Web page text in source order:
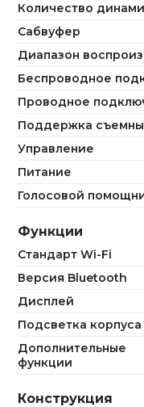
Количество
Сабвуфер
Диапазон
Беспроводное
Проводное
Поддержка
Управление
Питание
Голосовой
Функции
Стандарт Wi-Fi
Версия Bluetooth
Дисплей
Подсветка корпуса
Дополнительные
функции
Конструкция